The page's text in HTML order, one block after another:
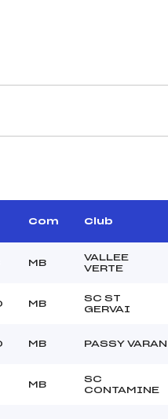
départ :
arrivée :
2
de départ :
A :
Com Club
MB
VALLEE
VERTE
MB
SC ST
GERVAI
MB PASSY VARAN
MB
SC
CONTAMINE